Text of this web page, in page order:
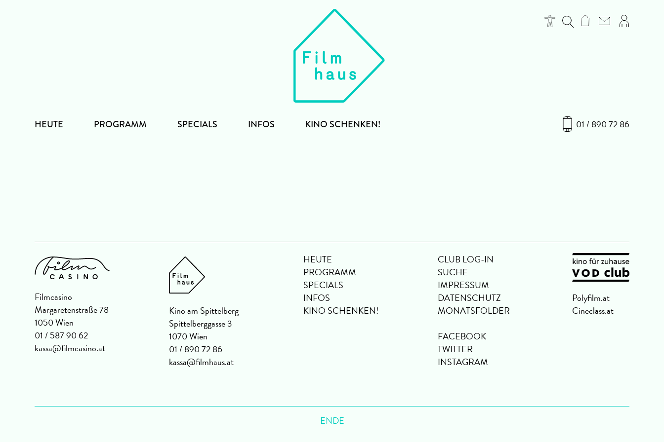
01 / 890 72 86
HEUTE PROGRAMM SPECIALS INFOS KINO SCHENKEN!
Filmcasino
Margaretenstraße 78
1050 Wien
01 / 587 90 62
kassa@filmcasino.at
Kino am Spittelberg
Spittelberggasse 3
1070 Wien
01 / 890 72 86
kassa@filmhaus.at
HEUTE
PROGRAMM
SPECIALS
INFOS
KINO SCHENKEN!
CLUB LOG-IN
SUCHE
IMPRESSUM
DATENSCHUTZ
MONATSFOLDER
FACEBOOK
TWITTER
INSTAGRAM
Polyfilm.at
Cineclass.at
ENDE